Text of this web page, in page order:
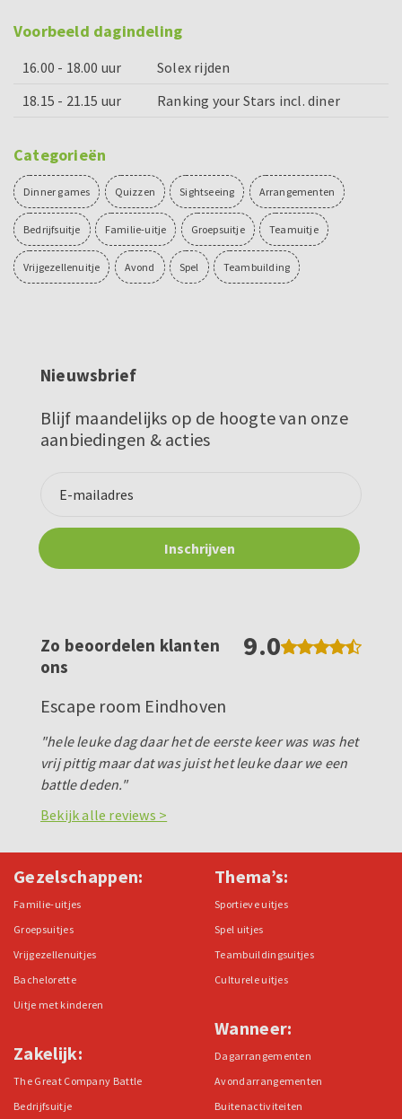
Voorbeeld dagindeling
16.00 - 18.00 uur
Solex rijden
18.15 - 21.15 uur
Ranking your Stars incl. diner
Categorieën
Dinner games Quizzen Sightseeing Arrangementen
Bedrijfsuitje Familie-uitje Groepsuitje Teamuitje
Vrijgezellenuitje Avond Spel Teambuilding
Nieuwsbrief
Blijf maandelijks op de hoogte van onze
aanbiedingen & acties
Zo beoordelen klanten
ons
9.0
Escape room Eindhoven
"hele leuke dag daar het de eerste keer was was het
vrij pittig maar dat was juist het leuke daar we een
battle deden."
Bekijk alle reviews >
Gezelschappen:
Familie-uitjes
Groepsuitjes
Vrijgezellenuitjes
Bachelorette
Uitje met kinderen
Zakelijk:
The Great Company Battle
Bedrijfsuitje
Thema’s:
Sportieve uitjes
Spel uitjes
Teambuildingsuitjes
Culturele uitjes
Wanneer:
Dagarrangementen
Avondarrangementen
Buitenactiviteiten